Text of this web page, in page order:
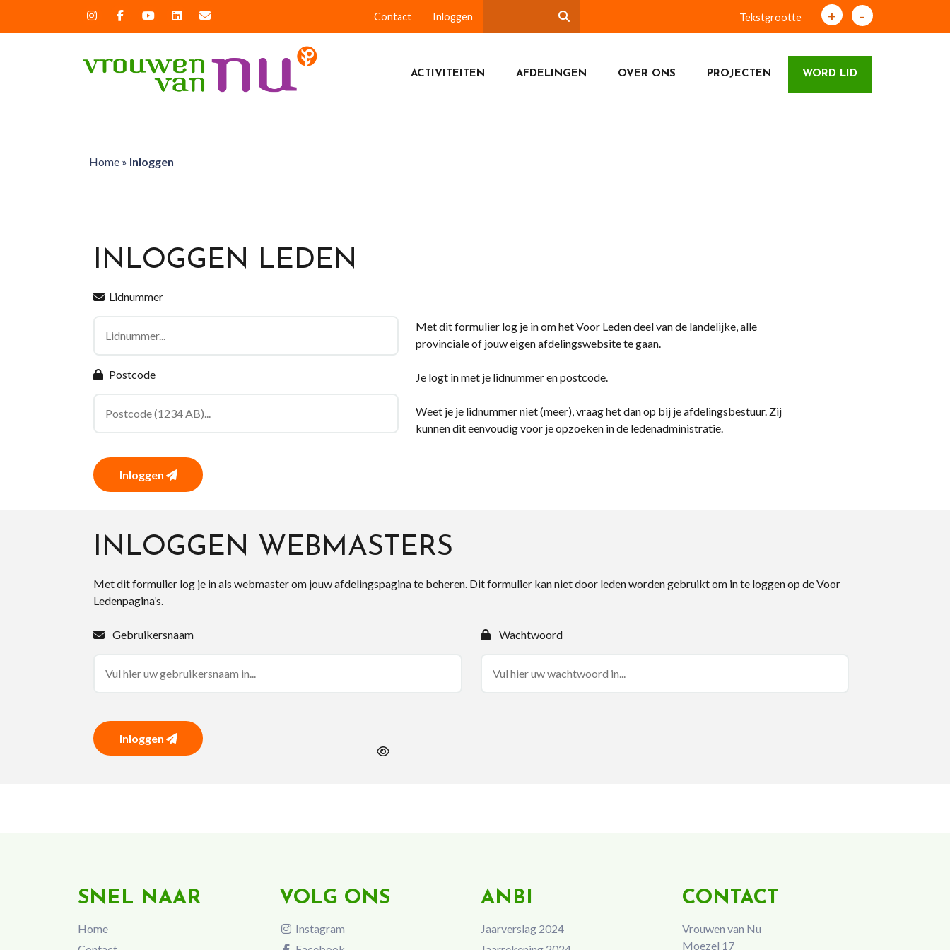
Contact Inloggen Tekstgrootte + -
ACTIVITEITEN AFDELINGEN OVER ONS PROJECTEN WORD LID
Home» Inloggen
INLOGGEN LEDEN
Lidnummer
Postcode
Inloggen
Met dit formulier log je in om het Voor Leden deel van de landelijke, alle
provinciale of jouw eigen afdelingswebsite te gaan.
Je logt in met je lidnummer en postcode.
Weet je je lidnummer niet (meer), vraag het dan op bij je afdelingsbestuur. Zij
kunnen dit eenvoudig voor je opzoeken in de ledenadministratie.
INLOGGEN WEBMASTERS
Met dit formulier log je in als webmaster om jouw afdelingspagina te beheren. Dit formulier kan niet door leden worden gebruikt om in te loggen op de Voor
Ledenpagina’s.
Gebruikersnaam Wachtwoord
Inloggen
SNEL NAAR
Home
VOLG ONS
Instagram
ANBI
Jaarverslag 2024
CONTACT
Vrouwen van Nu
Moezel 17